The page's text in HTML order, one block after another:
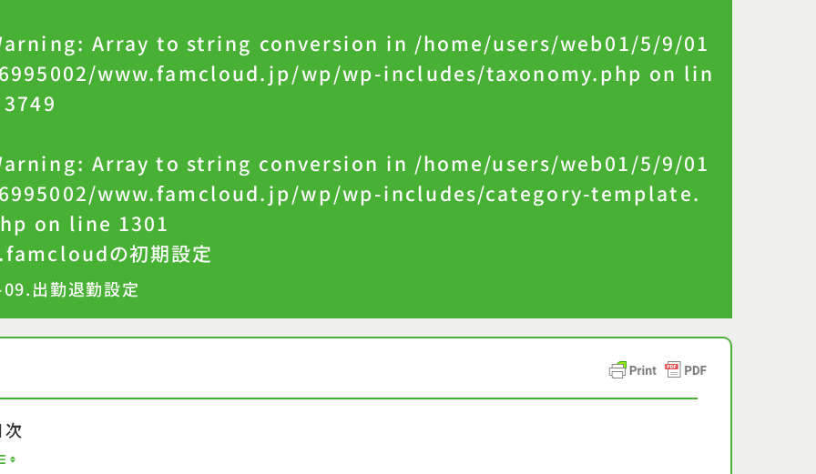
: Array to string conversion in /home/users/web01/5/9/01
www.famcloud.jp/wp/wp-includes/taxonomy.php on lin
3749
: Array to string conversion in /home/users/web01/5/9/01
www.famcloud.jp/wp/wp-includes/category-template.
on line 1301
の初期設定
出勤退勤設定
次